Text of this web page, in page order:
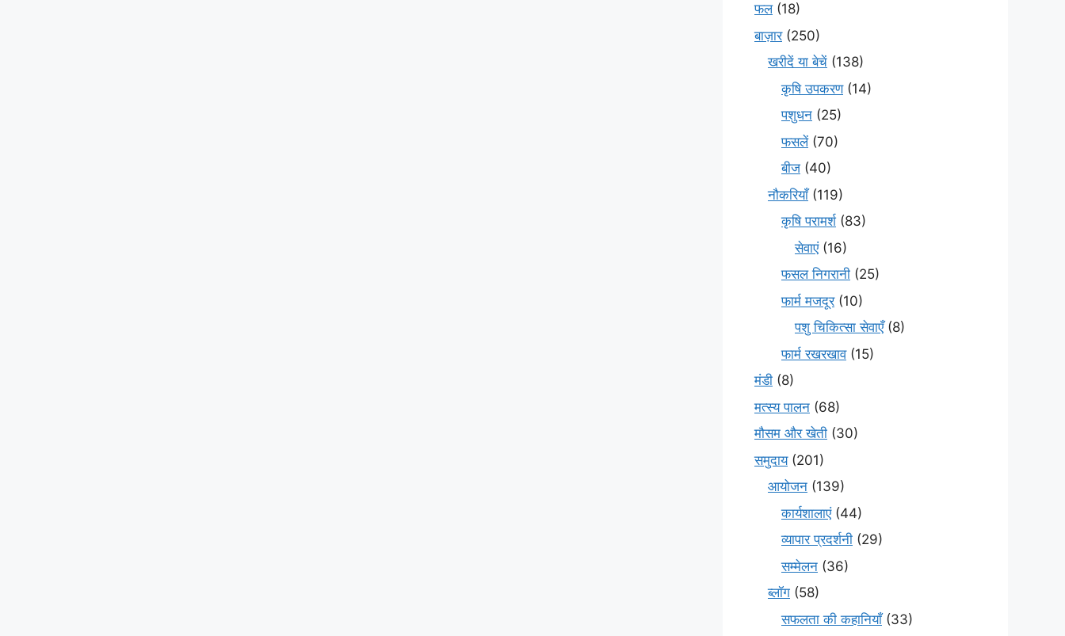
फल(18)
बाज़ार(250)
खरीदें या बेचें (138)
कृषि उपकरण(14)
पशुधन (25)
फसलें(70)
बीज (40)
नौकरियाँ(119)
कृषि परामर्श(83)
सेवाएं(16)
फसल निगरानी (25)
फार्म मजदूर(10)
पशु चिकित्सा सेवाएँ(8)
फार्म रखरखाव(15)
मंडी (8)
मत्स्य पालन (68)
मौसम और खेती (30)
समुदाय(201)
आयोजन (139)
कार्यशालाएं(44)
व्यापार प्रदर्शनी (29)
सम्मेलन (36)
ब्लॉग (58)
सफलता की कहानियाँ(33)